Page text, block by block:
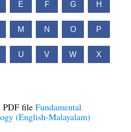
E F G H
M N O P
U V W X
PDF file Fundamental
(English-Malayalam)